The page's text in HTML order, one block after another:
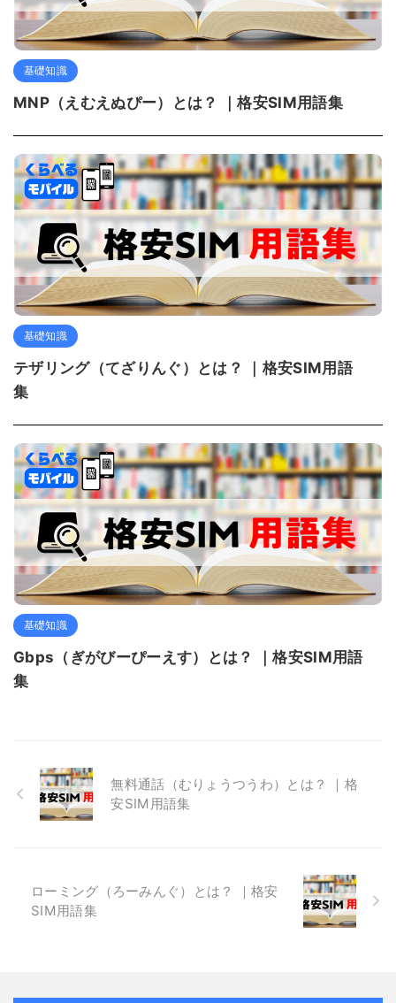
基礎知識
MNP（えむえぬぴー）とは？ ｜格安SIM用語集
基礎知識
テザリング（てざりんぐ）とは？ ｜格安SIM用語
集
基礎知識
Gbps（ぎがびーぴーえす）とは？ ｜格安SIM用語
集
無料通話（むりょうつうわ）とは？ ｜格
安SIM用語集
ローミング（ろーみんぐ）とは？ ｜格安
SIM用語集